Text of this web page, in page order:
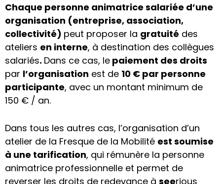
Chaque personne animatrice salariée d’une
organisation (entreprise, association,
collectivité) peut proposer la gratuité des
ateliers en interne, à destination des collègues
salariés. Dans ce cas, le paiement des droits
par l’organisation est de 10 € par personne
participante, avec un montant minimum de
150 € / an.
Dans tous les autres cas, l’organisation d’un
atelier de la Fresque de la Mobilité est soumise
à une tarification, qui rémunère la personne
animatrice professionnelle et permet de
reverser les droits de redevance à seerious